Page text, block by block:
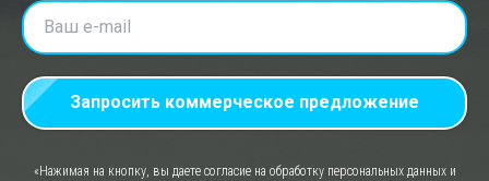
Ваш e-mail
Запросить коммерческое предложение
«Нажимая на кнопку, вы даете согласие на обработку персональных данных и